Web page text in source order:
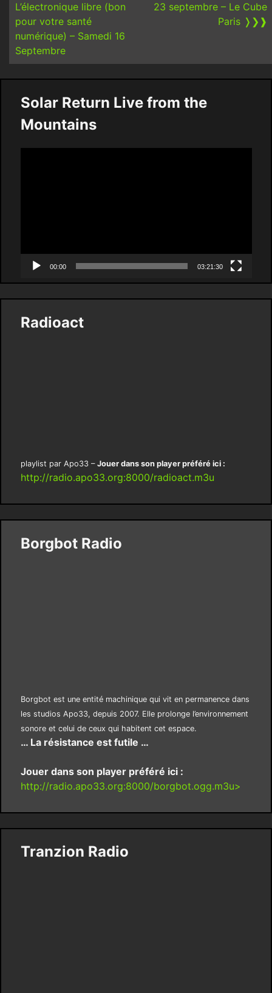
L’électronique libre (bon
pour votre santé
numérique) – Samedi 16
Septembre
23 septembre – Le Cube
Paris ❭❯❱
Solar Return Live from the
Mountains
00:00 03:21:30
Radioact
playlist par Apo33 – Jouer dans son player préféré ici :
http://radio.apo33.org:8000/radioact.m3u
Borgbot Radio
Borgbot est une entité machinique qui vit en permanence dans
les studios Apo33, depuis 2007. Elle prolonge l’environnement
sonore et celui de ceux qui habitent cet espace.
… La résistance est futile …
Jouer dans son player préféré ici :
http://radio.apo33.org:8000/borgbot.ogg.m3u>
Tranzion Radio